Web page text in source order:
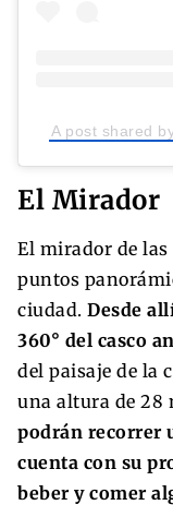
A post shared
El Mirador
El mirador de las
puntos
ciudad. Desde
360° del casco
del paisaje de la
una altura de 28
podrán recorrer
cuenta con su
beber y comer